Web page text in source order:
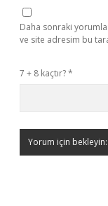
Daha sonraki
ve site adresim bu
7 + 8 kaçtır?*